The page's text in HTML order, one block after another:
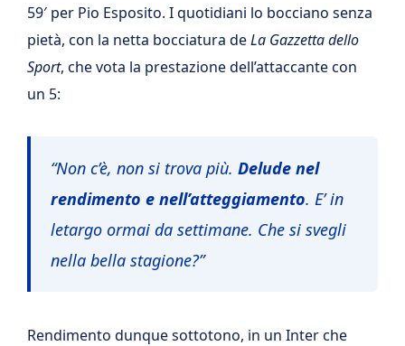
59′ per Pio Esposito. I quotidiani lo bocciano senza
pietà, con la netta bocciatura deLa Gazzetta dello
Sport, che vota la prestazione dell’attaccante con
un 5:
“Non c’è, non si trova più. Delude nel
rendimento e nell’atteggiamento. E’ in
letargo ormai da settimane. Che si svegli
nella bella stagione?”
Rendimento dunque sottotono, in un Inter che